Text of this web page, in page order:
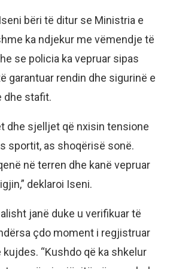
bëri të ditur se Ministria e
ka ndjekur me vëmendje të
se policia ka vepruar sipas
garantuar rendin dhe sigurinë e
dhe stafit.
dhe sjelljet që nxisin tensione
sportit, as shoqërisë sonë.
në terren dhe kanë vepruar
deklaroi Iseni.
janë duke u verifikuar të
çdo moment i regjistruar
“Kushdo që ka shkelur